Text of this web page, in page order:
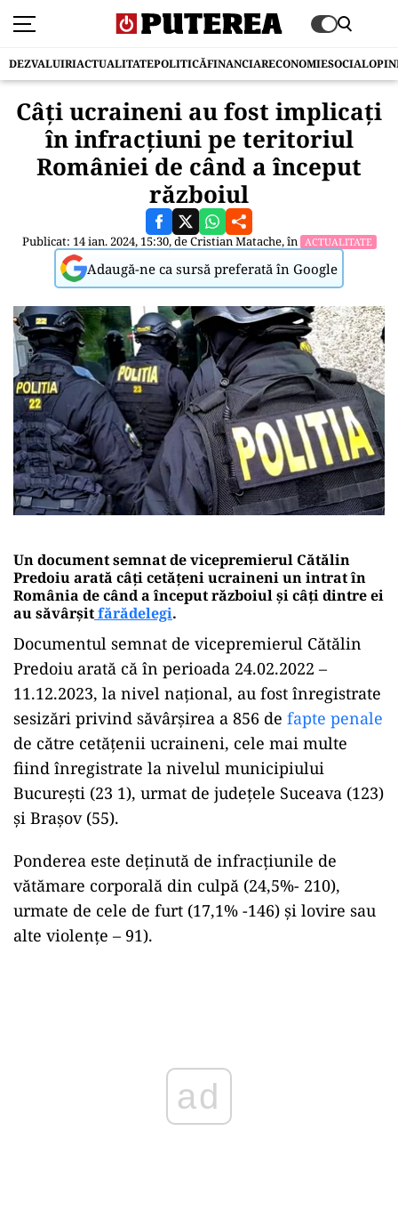
DEZVALUIRIACTUALITATEPOLITICĂFINANCIARECONOMIESOCIAL
Câți ucraineni au fost implicați
în infracțiuni pe teritoriul
României de când a început
războiul
Publicat: 14 ian. 2024, 15:30, deCristian Matache, în ACTUALITATE
Adaugă-ne ca sursă preferată în Google
Un document semnat de vicepremierul Cătălin
Predoiu arată câți cetățeni ucraineni un intrat în
România de când a început războiul și câți dintre ei
au săvârșitfărădelegi.
Documentul semnat de vicepremierul Cătălin
Predoiu arată că în perioada 24.02.2022 –
11.12.2023, la nivel național, au fost înregistrate
sesizări privind săvârșirea a 856 de fapte penale
de către cetățenii ucraineni, cele mai multe
fiind înregistrate la nivelul municipiului
București (23 1), urmat de județele Suceava (123)
și Brașov (55).
Ponderea este deținută de infracțiunile de
vătămare corporală din culpă (24,5%- 210),
urmate de cele de furt (17,1% -146) și lovire sau
alte violențe – 91).